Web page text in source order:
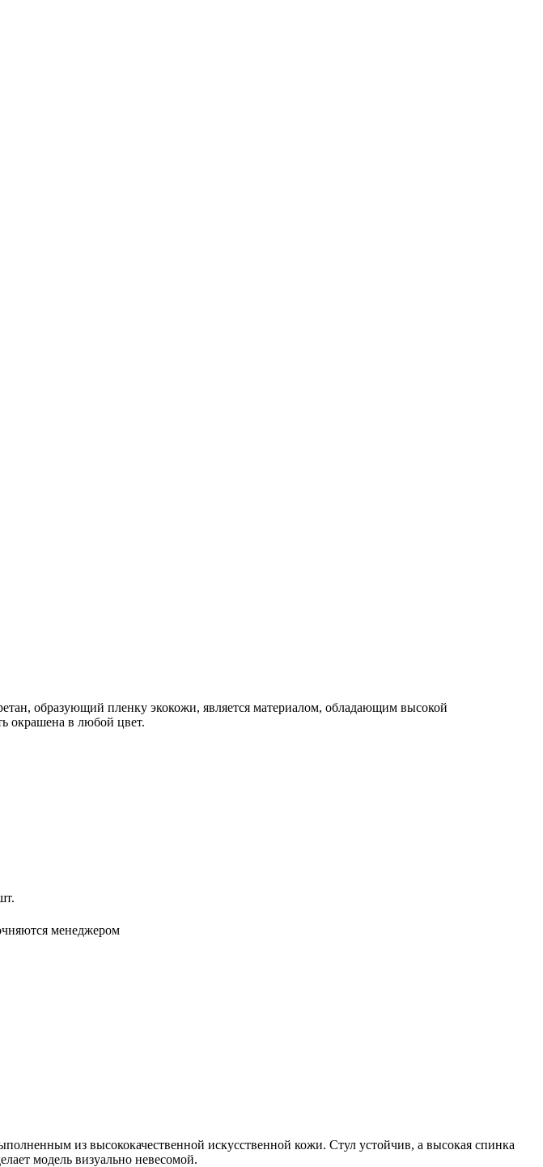
образующий пленку экокожи, является материалом, обладающим высокой
окрашена в любой цвет.
менеджером
из высококачественной искусственной кожи. Стул устойчив, а высокая спинка
модель визуально невесомой.